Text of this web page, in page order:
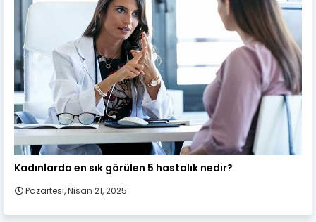
Kadın Sağlığı
Kadınlarda en sık görülen 5 hastalık nedir?
Pazartesi, Nisan 21, 2025